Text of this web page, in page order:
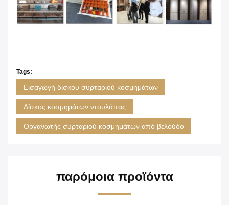
Tags:
Εισαγωγή δίσκου συρταριού κοσμημάτων
Δίσκος κοσμημάτων ντουλάπας
Οργανωτής συρταριού κοσμημάτων από βελούδο
παρόμοια προϊόντα